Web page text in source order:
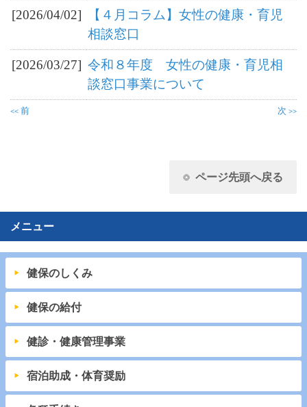
[2026/04/02]
【４月コラム】女性の健康・育児
相談窓口
[2026/03/27] 令和８年度 女性の健康・育児相
談窓口事業について
<< 前 次 >>
ページ先頭へ戻る
メニュー
健保のしくみ
健保の給付
健診・健康管理事業
宿泊助成・体育奨励